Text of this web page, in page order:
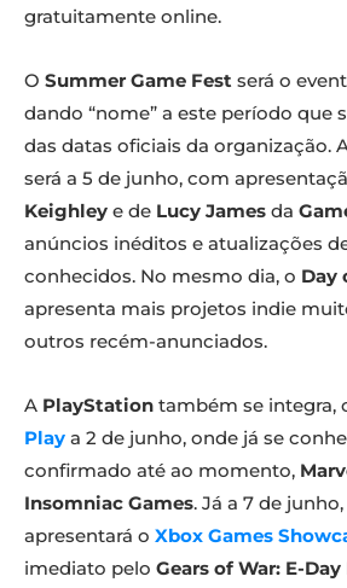
gratuitamente online.
O Summer Game Fest será o
dando “nome” a este período que
das datas oficiais da organização.
será a 5 de junho, com
Keighley e de Lucy James da
anúncios inéditos e atualizações
conhecidos. No mesmo dia, o Day
apresenta mais projetos indie
outros recém-anunciados.
A PlayStation também se integra,
Play a 2 de junho, onde já se
confirmado até ao momento,
Insomniac Games. Já a 7 de junho,
apresentará o Xbox Games
imediato pelo Gears of War: E-